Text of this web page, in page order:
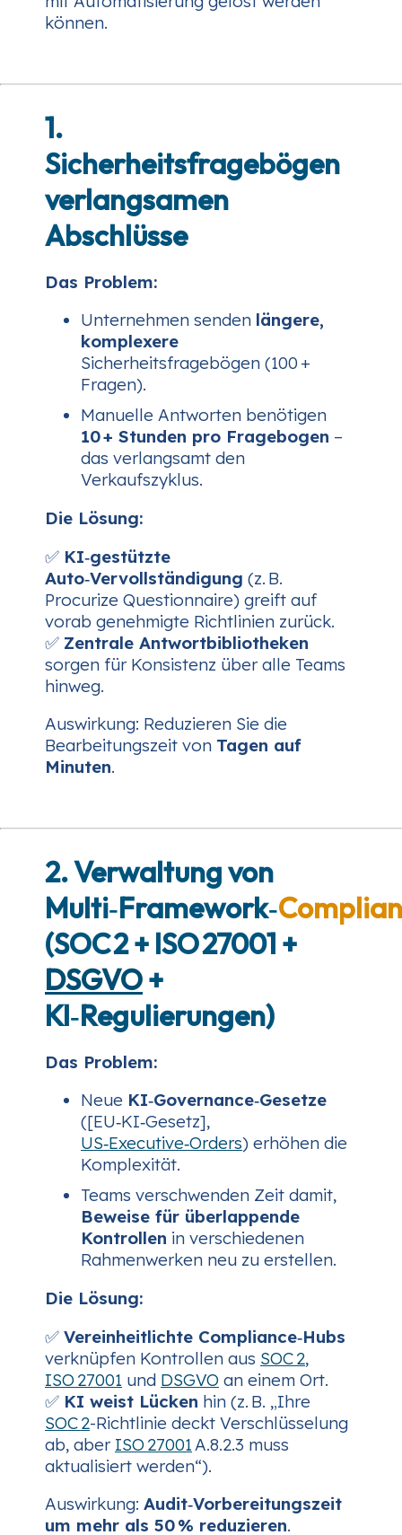
können.
1.
Sicherheitsfragebögen
verlangsamen
Abschlüsse
Das Problem:
Unternehmen senden längere,
komplexere
Sicherheitsfragebögen (100 +
Fragen).
Manuelle Antworten benötigen
10 + Stunden pro Fragebogen –
das verlangsamt den
Verkaufszyklus.
Die Lösung:
✅ KI‑gestützte
Auto‑Vervollständigung (z. B.
Procurize Questionnaire) greift auf
vorab genehmigte Richtlinien zurück.
✅ Zentrale Antwortbibliotheken
sorgen für Konsistenz über alle Teams
hinweg.
Auswirkung: Reduzieren Sie die
Bearbeitungszeit von Tagen auf
Minuten.
2. Verwaltung von
Multi‑Framework‑
(SOC 2 + ISO 27001 +
DSGVO+
KI‑Regulierungen)
Das Problem:
Neue KI‑Governance‑Gesetze
([EU‑KI‑Gesetz],
US‑Executive‑Orders) erhöhen die
Komplexität.
Teams verschwenden Zeit damit,
Beweise für überlappende
Kontrollen in verschiedenen
Rahmenwerken neu zu erstellen.
Die Lösung:
✅ Vereinheitlichte Compliance‑Hubs
verknüpfen Kontrollen aus SOC 2,
ISO 27001 und DSGVO an einem Ort.
✅ KI weist Lücken hin (z. B. „Ihre
SOC 2-Richtlinie deckt Verschlüsselung
ab, aber ISO 27001 A.8.2.3 muss
aktualisiert werden“).
Auswirkung: Audit‑Vorbereitungszeit
um mehr als 50 % reduzieren.